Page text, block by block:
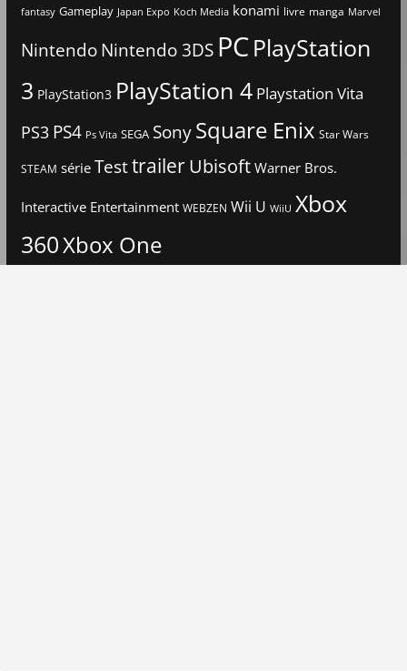
fantasy Gameplay Japan Expo Koch Media konami livre manga Marvel
Nintendo Nintendo 3DS PCPlayStation
3 PlayStation3 PlayStation 4 Playstation Vita
PS3 PS4 Ps Vita SEGA Sony Square Enix Star Wars
STEAM série TesttrailerUbisoftWarner Bros.
Interactive Entertainment WEBZEN Wii U WiiU Xbox
360Xbox One